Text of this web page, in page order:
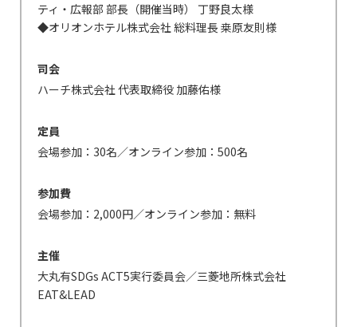
ティ・広報部 部長（開催当時） 丁野良太様
◆オリオンホテル株式会社 総料理長 桒原友則様
司会
ハーチ株式会社 代表取締役 加藤佑様
定員
会場参加：30名／オンライン参加：500名
参加費
会場参加：2,000円／オンライン参加：無料
主催
大丸有SDGs ACT5実行委員会／三菱地所株式会社
EAT&LEAD